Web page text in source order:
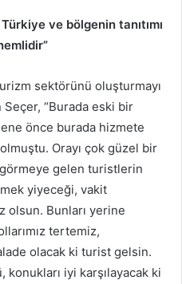
ve bölgenin tanıtımı
sektörünü oluşturmayı
“Burada eski bir
önce burada hizmete
Orayı çok güzel bir
gelen turistlerin
yiyeceği, vakit
olsun. Bunları yerine
tertemiz,
olacak ki turist gelsin.
iyi karşılayacak ki